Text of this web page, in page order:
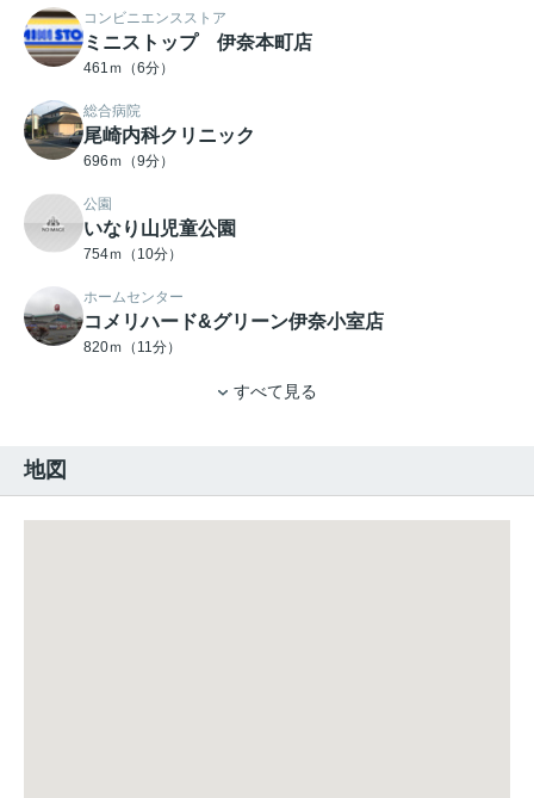
コンビニエンスストア
ミニストップ 伊奈本町店
461ｍ（6分）
総合病院
尾崎内科クリニック
696ｍ（9分）
公園
いなり山児童公園
754ｍ（10分）
ホームセンター
コメリハード&グリーン伊奈小室店
820ｍ（11分）
すべて見る
地図